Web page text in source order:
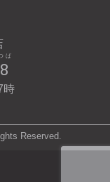
ば
時
Reserved.